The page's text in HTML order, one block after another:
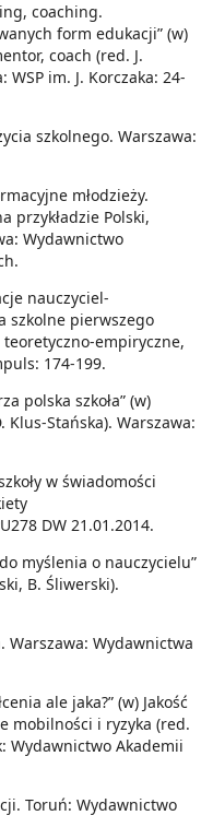
coaching.
form edukacji” (w)
coach (red. J.
WSP im. J. Korczaka: 24-
szkolnego. Warszawa:
młodzieży.
przykładzie Polski,
Wydawnictwo
nauczyciel-
szkolne pierwszego
empiryczne,
174-199.
polska szkoła” (w)
Klus-Stańska). Warszawa:
w świadomości
DW 21.01.2014.
myślenia o nauczycielu”
B. Śliwerski).
Warszawa: Wydawnictwa
ale jaka?” (w) Jakość
mobilności i ryzyka (red.
Wydawnictwo Akademii
Toruń: Wydawnictwo